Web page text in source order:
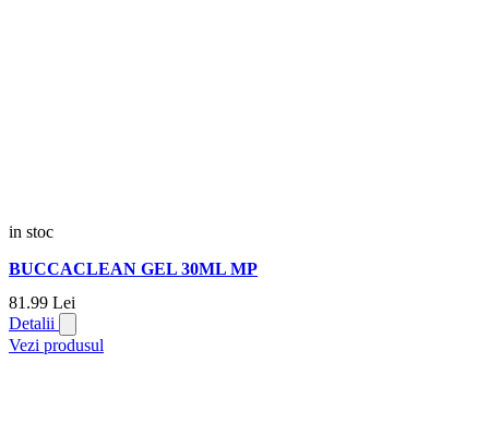
in stoc
BUCCACLEAN GEL 30ML MP
81.99 Lei
Detalii
Vezi produsul